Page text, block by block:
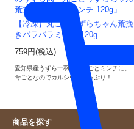
【冷凍】丸ごとうずらちゃん荒挽
きパラパラミンチ 120g
759円(税込)
愛知県産うずら一羽をまるごとミンチに。
骨ごとなのでカルシウムたっぷり！
商品を探す